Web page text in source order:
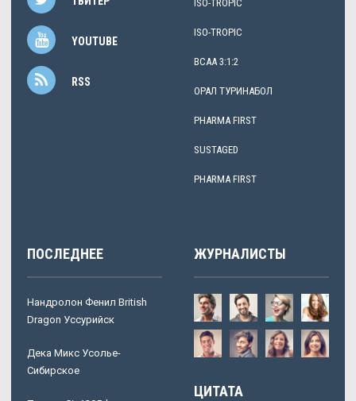
YOUTUBE
RSS
ISO-TROPIC
ISO-TROPIC
BCAA 3:1:2
ОРАЛ ТУРИНАБОЛ
PHARMA FIRST
SUSTAGED
PHARMA FIRST
ПОСЛЕДНЕЕ
Нандролон Фенил British
Dragon Уссурийск
Дека Микс Усолье-
Сибирское
ЖУРНАЛИСТЫ
ЦИТАТА